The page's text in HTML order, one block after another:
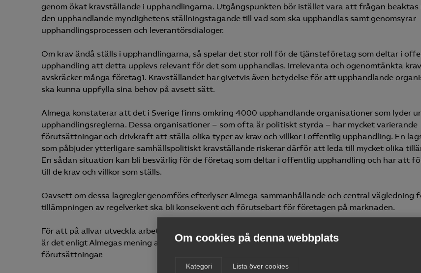
Om cookies på denna webbplats
Kategori Lista över cookies
genom ökat kravställande i upphandlingarna. Utgångspunkten bör istället vara att frågan beaktas
den upphandlande myndighetens ställningstagande till vad som ska upphandlas samt genomsyrar
upphandlingsprocessen och leverantörsdialoger.
Om krav ändå ställs i upphandlingarna, så spelar det stor roll för de tjänsteföretag som deltar i
upphandling att detta upplevs relevant för det som upphandlas. Irrelevanta och ogenomtänkta krav
avskräcker många företag1. Kravställandet har givetvis även betydelse för att upphandlande
ska kunna uppfylla sina behov på avsett sätt.
Almega konstaterar att det i Sverige finns omkring 4000 upphandlande organisationer som lyder
upphandlingsreglerna. Dessa organisationer – som ofta är politiskt styrda – har mycket varierande
förutsättningar och drivkraft att ställa olika typer av krav och villkor i offentlig upphandling. En
som påbjuder ytterligare samhällspolitiskt kravställande riskerar därför att leda till mycket olika
En sådan situation kan bli besvärlig för de företag som deltar i offentlig upphandling och har att
till de krav och villkor som ställs.
Oavsett om dessa lagregler genomförs efterlyser Almega sammanhållande och central vägledning
tillämpningen av regelverket ska bli konsekvent och förutsebart för företagen på marknaden.
För att på allvar utveckla arbetet med relevanta samhällspolitiska hänsynstaganden i offentlig
är det enligt Almegas mening av central betydelse att upphandlande myndigheter och enheter ges
förutsättningar: